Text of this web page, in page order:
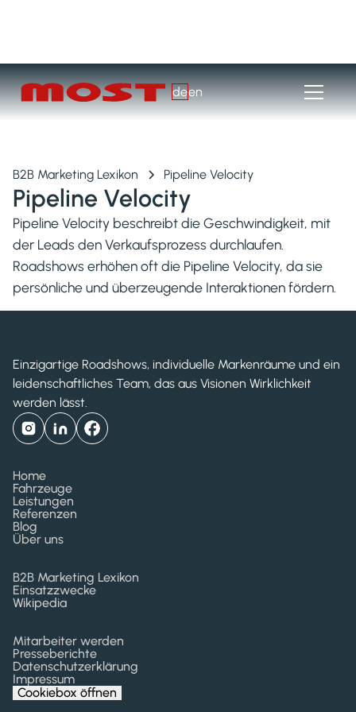
deen
B2B Marketing Lexikon Pipeline Velocity
Pipeline Velocity
Pipeline Velocity beschreibt die Geschwindigkeit, mit
der Leads den Verkaufsprozess durchlaufen.
Roadshows erhöhen oft die Pipeline Velocity, da sie
persönliche und überzeugende Interaktionen fördern.
Einzigartige Roadshows, individuelle Markenräume und ein
leidenschaftliches Team, das aus Visionen Wirklichkeit
werden lässt.
Home
Fahrzeuge
Leistungen
Referenzen
Blog
Über uns
B2B Marketing Lexikon
Einsatzzwecke
Wikipedia
Mitarbeiter werden
Presseberichte
Datenschutzerklärung
Impressum
Cookiebox öffnen